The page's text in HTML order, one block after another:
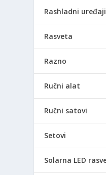
Rashladni uređaji
Rasveta
Razno
Ručni alat
Ručni satovi
Setovi
Solarna LED